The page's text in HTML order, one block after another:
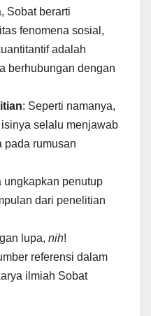
Sobat berarti
fenomena sosial,
adalah
berhubungan dengan
: Seperti namanya,
selalu menjawab
pada rumusan
ungkapkan penutup
dari penelitian
lupa, nih!
referensi dalam
ilmiah Sobat